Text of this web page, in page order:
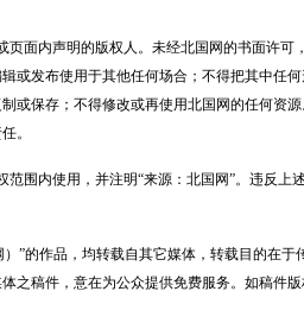
页面内声明的版权人。未经北国网的书面许可
或发布使用于其他任何场合；不得把其中任
或保存；不得修改或再使用北国网的任何资
。
范围内使用，并注明“来源：北国网”。违反上
”的作品，均转载自其它媒体，转载目的在
之稿件，意在为公众提供免费服务。如稿件